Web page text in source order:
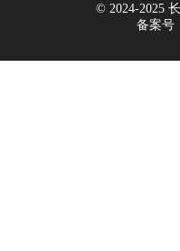
© 2024-2025
备案号